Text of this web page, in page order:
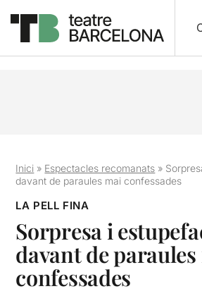
Inici » Espectacles recomanats »
davant de paraules mai confessades
LA PELL FINA
Sorpresa i
davant de
confessades